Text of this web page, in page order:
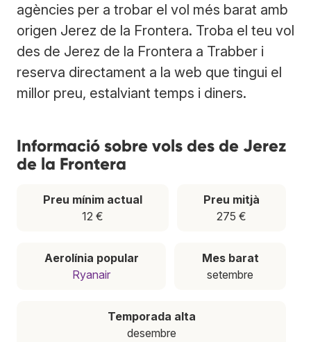
agències per a trobar el vol més barat amb
origen Jerez de la Frontera. Troba el teu vol
des de Jerez de la Frontera a Trabber i
reserva directament a la web que tingui el
millor preu, estalviant temps i diners.
Informació sobre vols des de Jerez
de la Frontera
Preu mínim actual
12 €
Preu mitjà
275 €
Aerolínia popular
Ryanair
Mes barat
setembre
Temporada alta
desembre